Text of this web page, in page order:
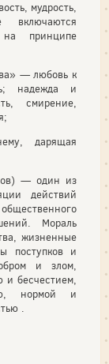
мудрость,
включаются
на принципе
— любовь к
надежда и
смирение,
дарящая
— один из
действий
Мораль
жизненные
поступков и
и злом,
и бесчестием,
нормой и
.